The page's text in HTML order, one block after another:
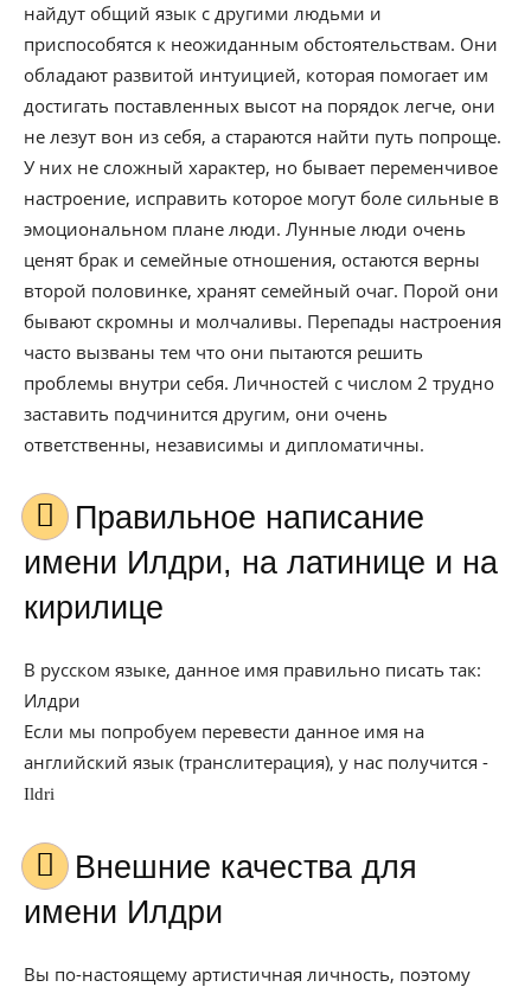
найдут общий язык с другими людьми и
приспособятся к неожиданным обстоятельствам. Они
обладают развитой интуицией, которая помогает им
достигать поставленных высот на порядок легче, они
не лезут вон из себя, а стараются найти путь попроще.
У них не сложный характер, но бывает переменчивое
настроение, исправить которое могут боле сильные в
эмоциональном плане люди. Лунные люди очень
ценят брак и семейные отношения, остаются верны
второй половинке, хранят семейный очаг. Порой они
бывают скромны и молчаливы. Перепады настроения
часто вызваны тем что они пытаются решить
проблемы внутри себя. Личностей с числом 2 трудно
заставить подчинится другим, они очень
ответственны, независимы и дипломатичны.
Правильное написание
имени Илдри, на латинице и на
кирилице
В русском языке, данное имя правильно писать так:
Илдри
Если мы попробуем перевести данное имя на
английский язык (транслитерация), у нас получится -
Ildri
Внешние качества для
имени Илдри
Вы по-настоящему артистичная личность, поэтому